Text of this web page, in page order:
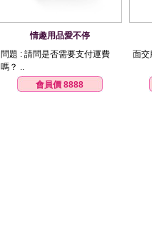
情趣用品愛不停
問題 : 請問是否需要支付運費
嗎？ ..
會員價 8888
面